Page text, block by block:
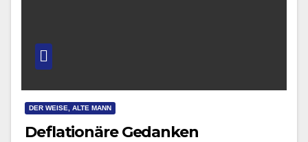
DER WEISE, ALTE MANN
Deflationäre Gedanken